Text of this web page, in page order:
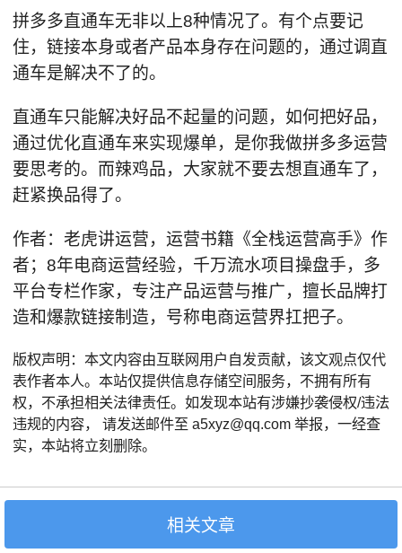
拼多多直通车无非以上8种情况了。有个点要记
住，链接本身或者产品本身存在问题的，通过调直
通车是解决不了的。
直通车只能解决好品不起量的问题，如何把好品，
通过优化直通车来实现爆单，是你我做拼多多运营
要思考的。而辣鸡品，大家就不要去想直通车了，
赶紧换品得了。
作者：老虎讲运营，运营书籍《全栈运营高手》作
者；8年电商运营经验，千万流水项目操盘手，多
平台专栏作家，专注产品运营与推广，擅长品牌打
造和爆款链接制造，号称电商运营界扛把子。
版权声明：本文内容由互联网用户自发贡献，该文观点仅代
表作者本人。本站仅提供信息存储空间服务，不拥有所有
权，不承担相关法律责任。如发现本站有涉嫌抄袭侵权/违法
违规的内容， 请发送邮件至 a5xyz@qq.com 举报，一经查
实，本站将立刻删除。
相关文章